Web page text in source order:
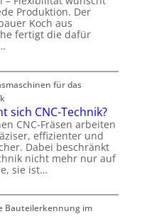
Produktion. Der
Koch aus
fertigt die dafür
für das
sich CNC-Technik?
CNC-Fräsen arbeiten
effizienter und
Dabei beschränkt
nicht mehr nur auf
sie ist…
Bauteilerkennung im